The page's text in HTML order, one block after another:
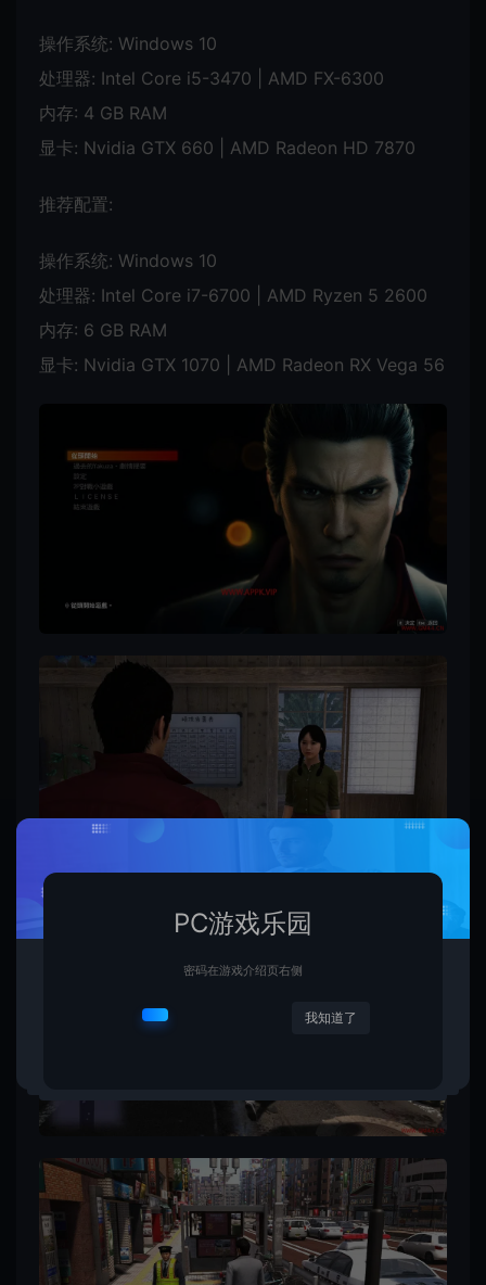
操作系统: Windows 10
处理器: Intel Core i5-3470 | AMD FX-6300
内存: 4 GB RAM
显卡: Nvidia GTX 660 | AMD Radeon HD 7870
推荐配置:
操作系统: Windows 10
处理器: Intel Core i7-6700 | AMD Ryzen 5 2600
内存: 6 GB RAM
显卡: Nvidia GTX 1070 | AMD Radeon RX Vega 56
PC游戏乐园
密码在游戏介绍页右侧
我知道了